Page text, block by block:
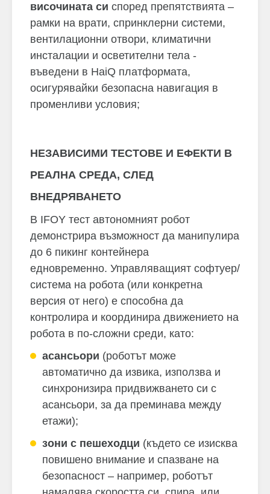
височината си според препятствията –
рамки на врати, спринклерни системи,
вентилационни отвори, климатични
инсталации и осветителни тела -
въведени в HaiQ платформата,
осигурявайки безопасна навигация в
променливи условия;
НЕЗАВИСИМИ ТЕСТОВЕ И ЕФЕКТИ В
РЕАЛНА СРЕДА, СЛЕД
ВНЕДРЯВАНЕТО
В IFOY тест автономният робот
демонстрира възможност да манипулира
до 6 пикинг контейнера
едновременно. Управляващият софтуер/
система на робота (или конкретна
версия от него) е способна да
контролира и координира движението на
робота в по-сложни среди, като:
асансьори (роботът може
автоматично да извика, използва и
синхронизира придвижването си с
асансьори, за да преминава между
етажи);
зони с пешеходци (където се изисква
повишено внимание и спазване на
безопасност – например, роботът